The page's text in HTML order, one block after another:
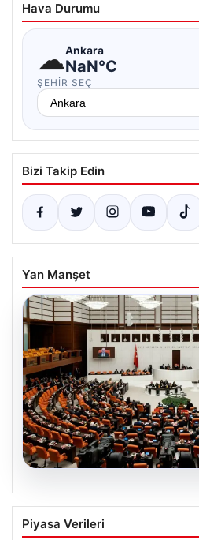
Hava Durumu
☁Ankara
NaN°C
ŞEHIR SEÇ
Bizi Takip Edin
Yan Manşet
07.08.2026
TBMM’de “Terörsüz
Tartışması: İYİ Parti’nin
Piyasa Verileri